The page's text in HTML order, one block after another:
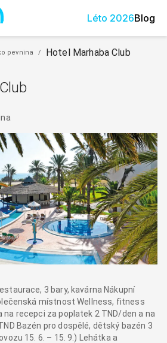
Léto 2026Blog
pevnina / Hotel Marhaba Club
3 bary, kavárna Nákupní
místnost Wellness, fitness
recepci za poplatek 2 TND/den a na
Bazén pro dospělé, dětský bazén 3
15. 6. – 15. 9.) Lehátka a